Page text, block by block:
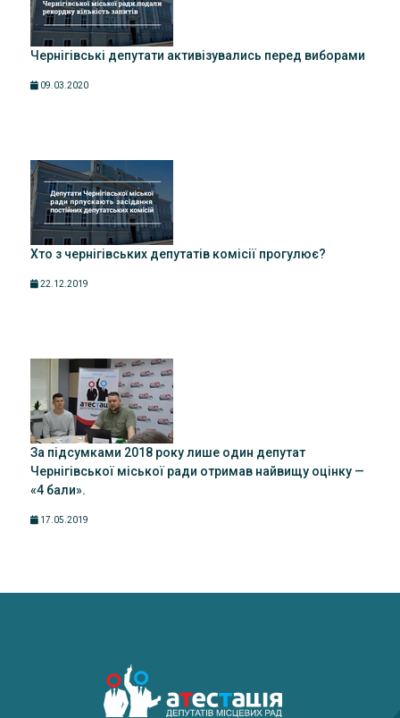
Чернігівські депутати активізувались перед виборами
09.03.2020
Хто з чернігівських депутатів комісії прогулює?
22.12.2019
За підсумками 2018 року лише один депутат
Чернігівської міської ради отримав найвищу оцінку —
«4 бали».
17.05.2019